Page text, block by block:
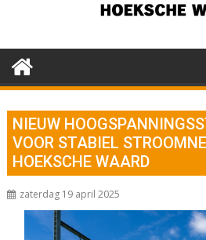
NIEUW
VOOR STABIEL
HOEKSCHE WAARD
zaterdag 19 april 2025